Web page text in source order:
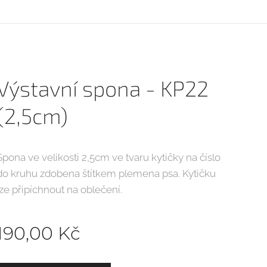
spona - KP22
ve velikosti 2,5cm ve tvaru kytičky na číslo
kruhu zdobena štítkem plemena psa. Kytičku
připíchnout na oblečení.
Kč